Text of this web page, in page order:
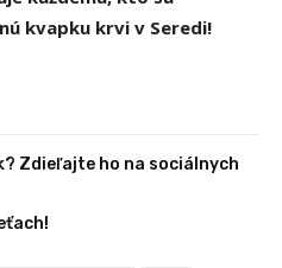
kvapku krvi v Seredi!
Zdieľajte ho na sociálnych